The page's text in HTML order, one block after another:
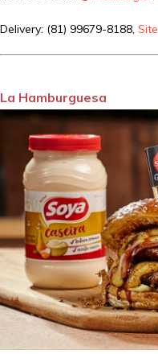
Delivery: (81) 99679-8188, Site
La Hamburguesa